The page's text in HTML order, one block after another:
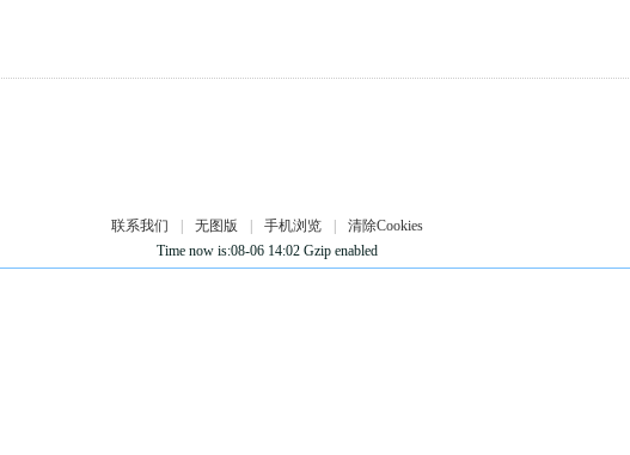
联系我们 无图版 手机浏览
清除Cookies
Time now is:08-06 14:02 Gzip enabled